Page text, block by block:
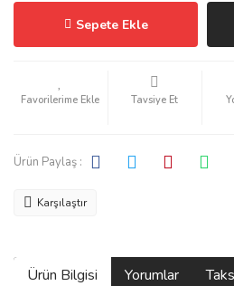
Sepete Ekle
Tavsiye Et
Ürün Paylaş :
Karşılaştır
Ürün Bilgisi Yorumlar